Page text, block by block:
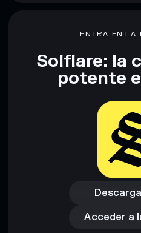
ENTRA EN LA
Solflare: la
potente
Acceder a
Acceder a